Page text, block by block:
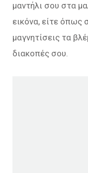
μαντήλι σου στα
εικόνα, είτε όπως
μαγνητίσεις τα
διακοπές σου.